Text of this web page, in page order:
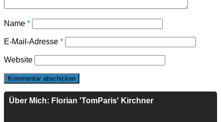
Name *
E-Mail-Adresse *
Website
Über Mich: Florian 'TomParis' Kirchner